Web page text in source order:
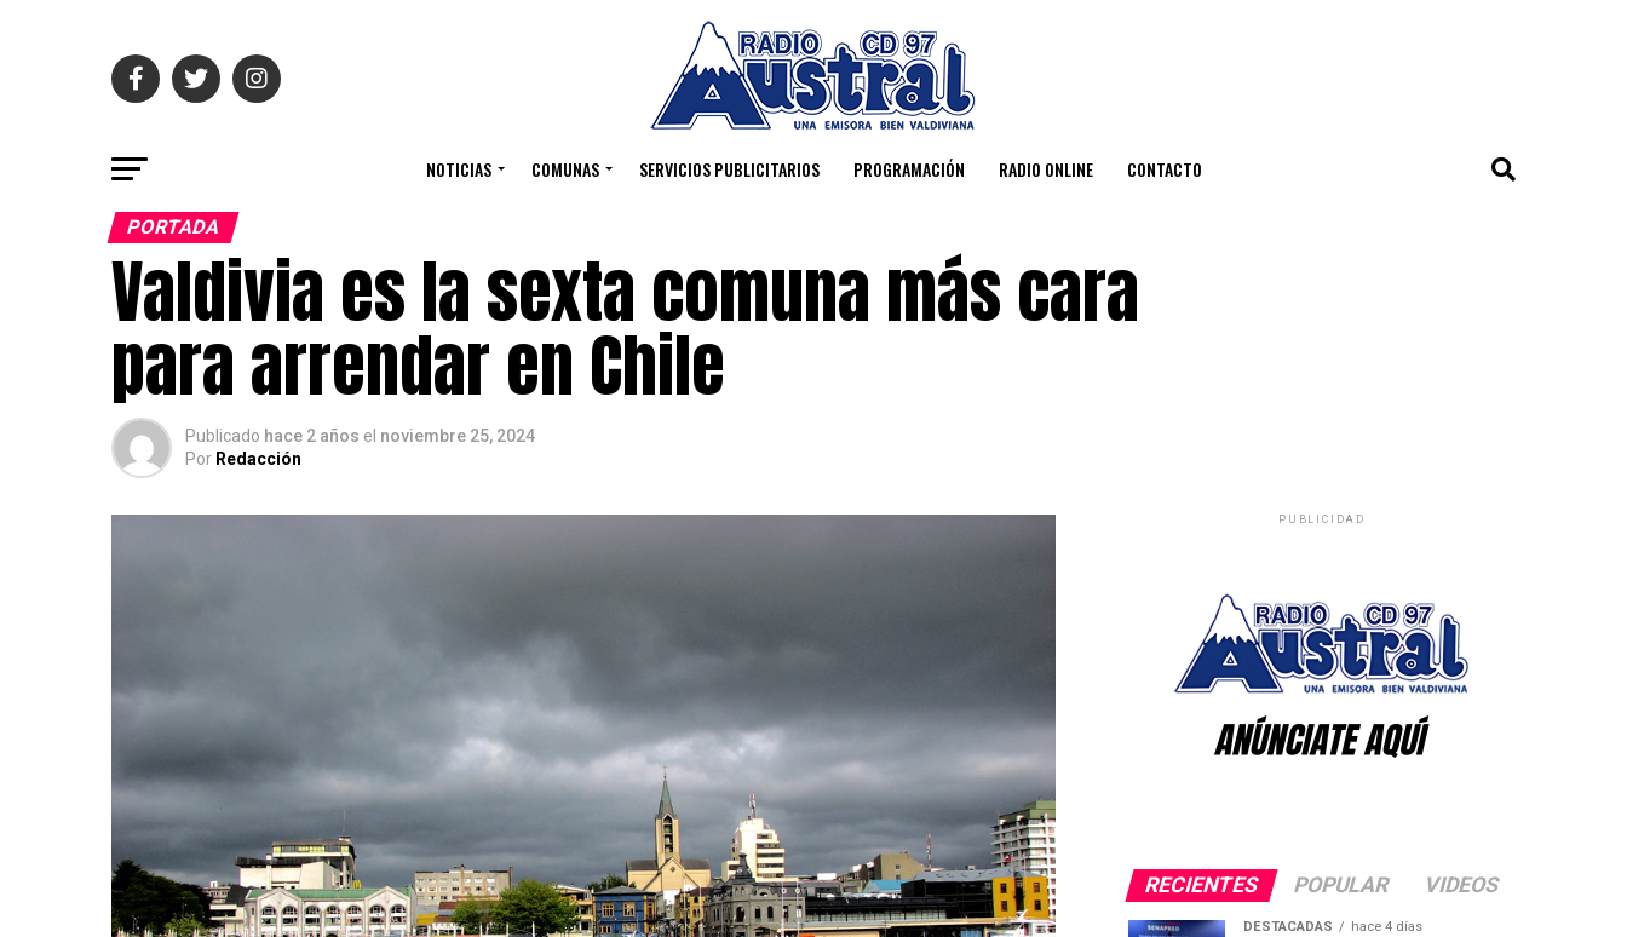
NOTICIAS COMUNAS SERVICIOS PUBLICITARIOS PROGRAMACIÓN RADIO ONLINE CONTACTO
PORTADA
Valdivia es la sexta comuna más cara
para arrendar en Chile
Publicado hace 2 años el noviembre 25, 2024
Por Redacción
PUBLICIDAD
RECIENTES POPULAR VIDEOS
DESTACADAS hace 4 días